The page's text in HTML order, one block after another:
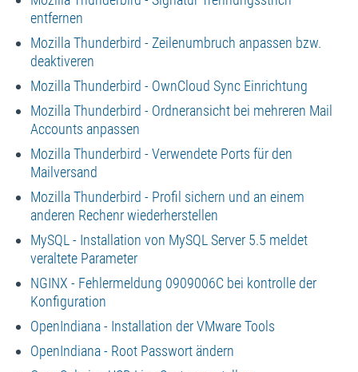
entfernen
Mozilla Thunderbird - Zeilenumbruch anpassen bzw.
deaktiveren
Mozilla Thunderbird - OwnCloud Sync Einrichtung
Mozilla Thunderbird - Ordneransicht bei mehreren Mail
Accounts anpassen
Mozilla Thunderbird - Verwendete Ports für den
Mailversand
Mozilla Thunderbird - Profil sichern und an einem
anderen Rechenr wiederherstellen
MySQL - Installation von MySQL Server 5.5 meldet
veraltete Parameter
NGINX - Fehlermeldung 0909006C bei kontrolle der
Konfiguration
OpenIndiana - Installation der VMware Tools
OpenIndiana - Root Passwort ändern